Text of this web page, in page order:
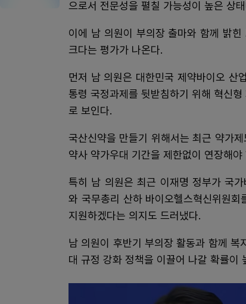
으로서 전문성을 펼칠 가능성이 높은 상
이에 남 의원이 부의장 출마와 함께 밝힌
크다는 평가가 나온다.
먼저 남 의원은 대한민국 제약바이오 산
통령 국정과제를 뒷받침하기 위해 혁신
로 보인다.
국산신약을 만들기 위해서는 최근 약가
약사 약가우대 기간을 제한없이 연장해
특히 남 의원은 최근 이재명 정부가 국
와 국무총리 산하 바이오헬스혁신위원
지원하겠다는 의지도 드러냈다.
남 의원이 후반기 부의장 활동과 함께 복
대 규정 강화 정책을 이끌어 나갈 확률이